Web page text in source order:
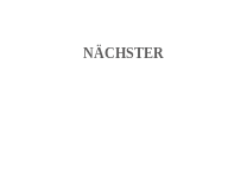
NÄCHSTER